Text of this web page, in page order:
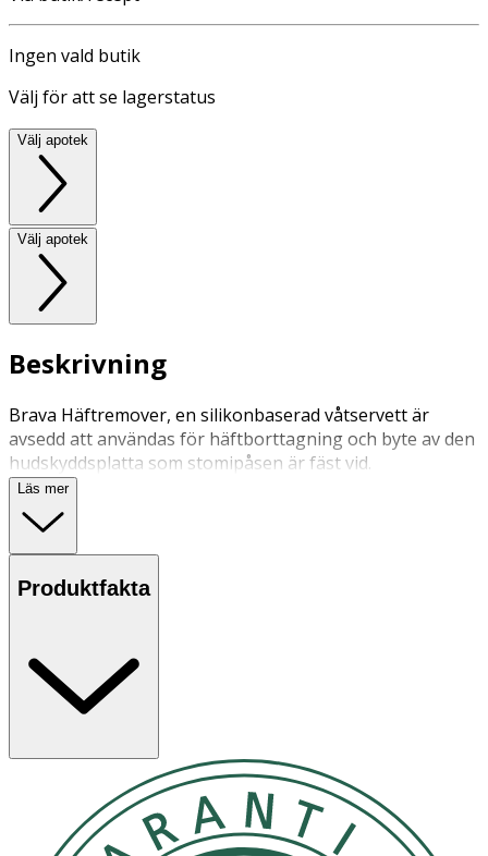
Ingen vald butik
Välj för att se lagerstatus
Välj apotek
Välj apotek
Beskrivning
Brava Häftremover, en silikonbaserad våtservett är
avsedd att användas för häftborttagning och byte av den
hudskyddsplatta som stomipåsen är fäst vid.
Läs mer
Produktfakta